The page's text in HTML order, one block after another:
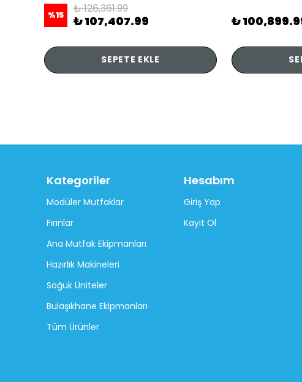
%15 ₺ 126,361.99
₺ 107,407.99
SEPETE EKLE
₺
Kategoriler
Modüler Mutfaklar
Fırınlar
Ana Mutfak Ekipmanları
Hazırlık Makineleri
Soğuk Üniteler
Bulaşıkhane Ekipmanları
Tüm Ürünler
Hesabım
Giriş Yap
Kayıt Ol